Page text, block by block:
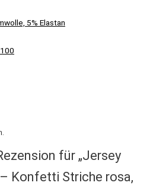
5% Elastan
für „Jersey
Konfetti Striche rosa,